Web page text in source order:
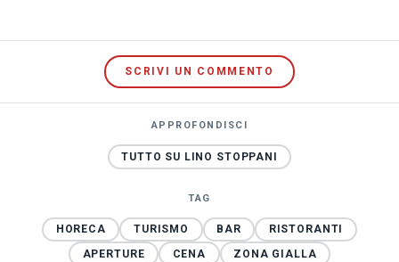
SCRIVI UN COMMENTO
APPROFONDISCI
TUTTO SU LINO STOPPANI
TAG
HORECA TURISMO BAR
RISTORANTI
APERTURE
CENA
ZONA GIALLA